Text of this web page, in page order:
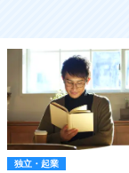
独立・起業